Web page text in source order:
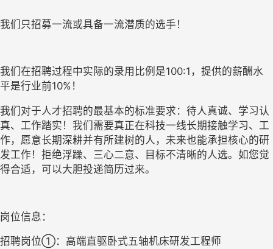
我们只招募一流或具备一流潜质的选手！
我们 在招聘过程中实际的录用比例是100:1 ，提供的薪酬水
平是行业前10% ！
我们 对于人才招聘的最基本的标准要求 ：待人真诚、学习认
真、工作踏实！我们需要真正在科技一线长期接触学习、 工
作 ， 愿意长期深耕并有所建树的人 ， 未来也能承担核心的研
发工作 ！ 拒绝浮躁、三心二意、目标不清晰的人选。如您觉
得合适，可以大胆投递简历过来。
岗位信息：
招聘岗位①：高端直驱卧式五轴机床研发工程师